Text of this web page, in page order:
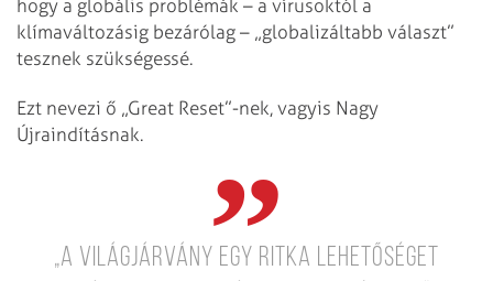
hogy a globális problémák – a vírusoktól a
klímaváltozásig bezárólag – „globalizáltabb választ”
tesznek szükségessé.
Ezt nevezi ő „Great Reset”-nek, vagyis Nagy
Újraindításnak.
„A világjárvány egy ritka lehetőséget